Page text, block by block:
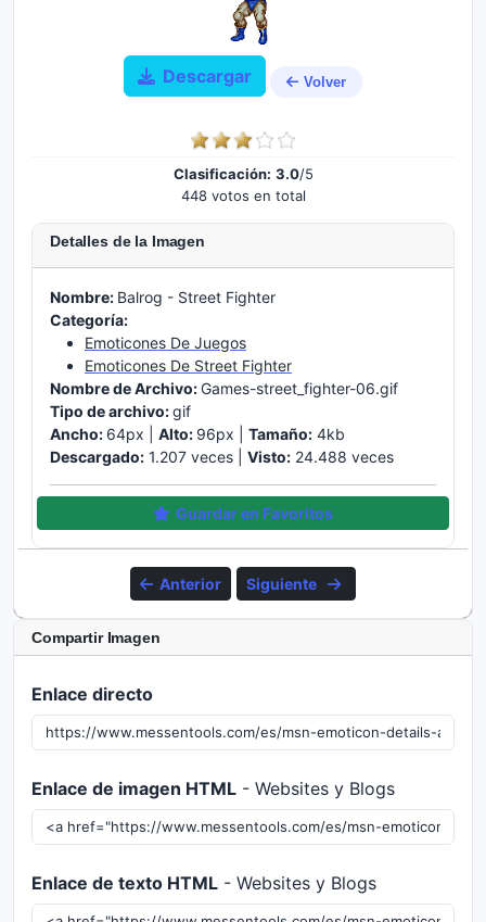
Descargar Volver
Clasificación: 3.0/5
448 votos en total
Detalles de la Imagen
Nombre: Balrog - Street Fighter
Categoría:
Emoticones De Juegos
Emoticones De Street Fighter
Nombre de Archivo:Games-street_fighter-06.gif
Tipo de archivo:gif
Ancho: 64px | Alto: 96px | Tamaño: 4kb
Descargado: 1.207 veces | Visto: 24.488 veces
Guardar en Favoritos
Anterior Siguiente
Compartir Imagen
Enlace directo
Enlace de imagen HTML - Websites y Blogs
Enlace de texto HTML - Websites y Blogs